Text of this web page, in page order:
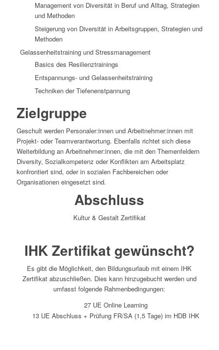
Management von Diversität in Beruf und Alltag, Strategien
und Methoden
Steigerung von Diversität in Arbeitsgruppen, Strategien und
Methoden
Gelassenheitstraining und Stressmanagement
Basics des Resilienztrainings
Entspannungs- und Gelassenheitstraining
Techniken der Tiefenenstpannung
Zielgruppe
Geschult werden Personaler:innen und Arbeitnehmer:innen mit
Projekt- oder Teamverantwortung. Ebenfalls richtet sich diese
Weiterbildung an Arbeitnehmer:innen, die mit den Themenfeldern
Diversity, Sozialkompetenz oder Konflikten am Arbeitsplatz
konfrontiert sind, oder in sozialen Fachbereichen oder
Organisationen eingesetzt sind.
Abschluss
Kultur & Gestalt Zertifikat
IHK Zertifikat gewünscht?
Es gibt die Möglichkeit, den Bildungsurlaub mit einem IHK
Zertifikat abzuschließen. Dies kann hinzugebucht werden und
umfasst folgende Rahmenbedingungen:
27 UE Online Learning
13 UE Abschluss + Prüfung FR/SA (1,5 Tage) im HDB IHK